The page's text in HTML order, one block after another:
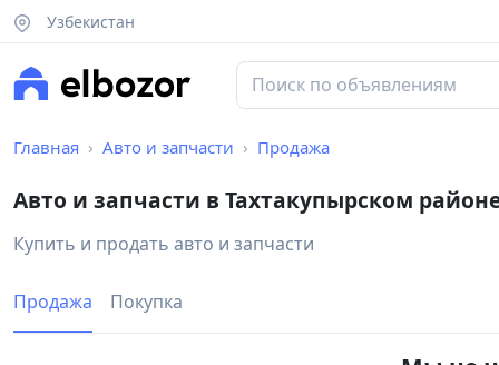
Узбекистан
Главная Авто и запчасти Продажа
Авто и запчасти в Тахтакупырском
Купить и продать авто и запчасти
Продажа Покупка